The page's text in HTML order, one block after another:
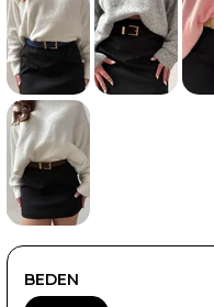
TÜKENDI
BEDEN